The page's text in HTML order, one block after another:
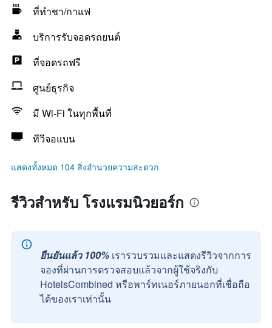
ที่ทำชา/กาแฟ
บริการรับจอดรถยนต์
ที่จอดรถฟรี
ศูนย์ธุรกิจ
มี Wi-Fi ในทุกพื้นที่
ทีวีจอแบน
แสดงทั้งหมด 104 สิ่งอำนวยความสะดวก
รีวิวสำหรับ โรงแรมนิวยอร์ก
ยืนยันแล้ว 100% เรารวบรวมและแสดงรีวิวจากการ
จองที่ผ่านการตรวจสอบแล้วจากผู้ใช้จริงกับ
HotelsCombined หรือพาร์ทเนอร์ภายนอกที่เชื่อถือ
ได้ของเราเท่านั้น